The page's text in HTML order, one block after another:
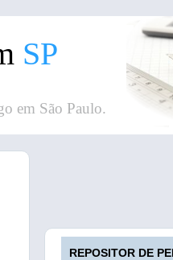
SP
em São Paulo.
REPOSITOR DE